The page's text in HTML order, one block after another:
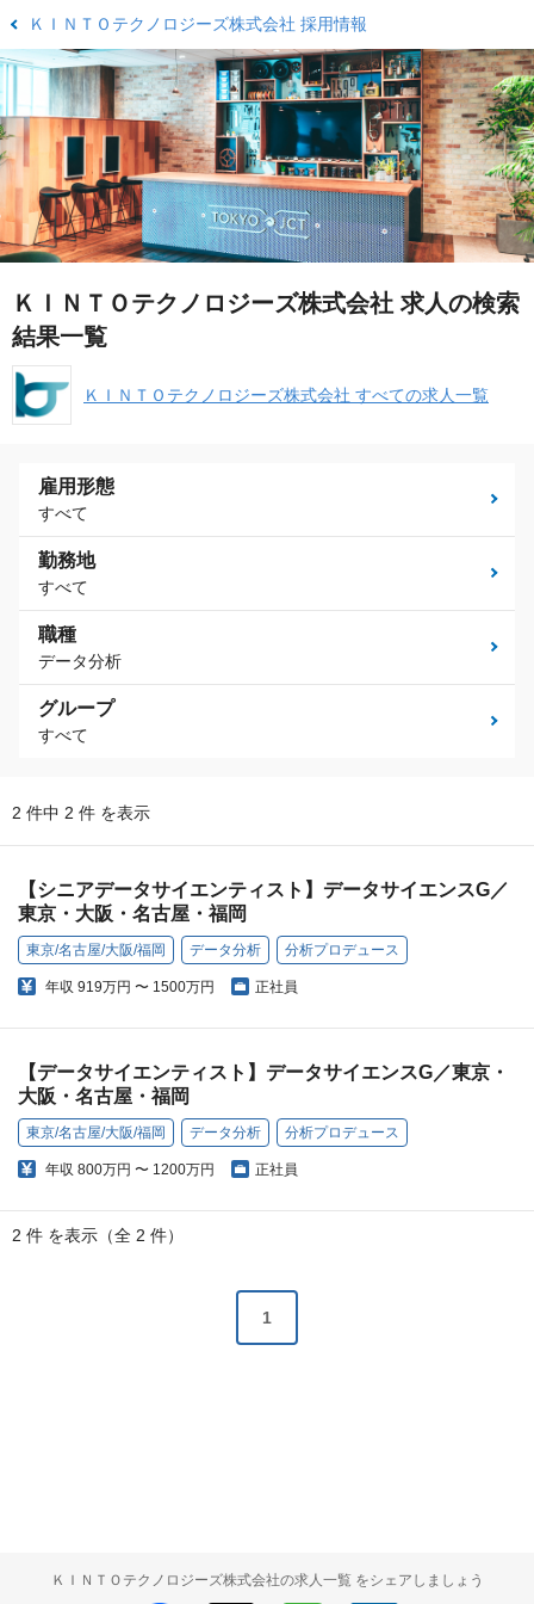
ＫＩＮＴＯテクノロジーズ株式会社 採用情報
ＫＩＮＴＯテクノロジーズ株式会社 求人の検索
結果一覧
ＫＩＮＴＯテクノロジーズ株式会社 すべての求人一覧
雇用形態
すべて
勤務地
すべて
職種
データ分析
グループ
すべて
2 件中 2 件 を表示
【シニアデータサイエンティスト】データサイエンスG／
東京・大阪・名古屋・福岡
東京/名古屋/大阪/福岡 データ分析 分析プロデュース
年収 919万円 〜 1500万円 正社員
【データサイエンティスト】データサイエンスG／東京・
大阪・名古屋・福岡
東京/名古屋/大阪/福岡 データ分析 分析プロデュース
年収 800万円 〜 1200万円 正社員
2 件 を表示（全 2 件）
1
ＫＩＮＴＯテクノロジーズ株式会社の求人一覧 をシェアしましょう